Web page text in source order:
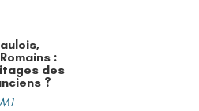
:
des
?